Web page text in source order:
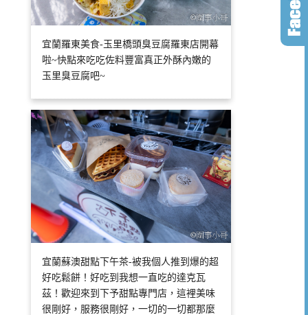
宜蘭羅東美食-玉里橋頭臭豆腐羅東店開幕
啦~快點來吃吃佐料豐富真正外酥內嫩的
玉里臭豆腐吧~
宜蘭蘇澳甜點下午茶-被我個人推到爆的超
好吃鬆餅！好吃到我想一直吃的達克瓦
茲！歡迎來到下予甜點專門店，這裡美味
很剛好，服務很剛好，一切的一切都那麼